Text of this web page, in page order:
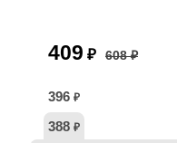
409 ₽ 608 ₽
396 ₽
388 ₽